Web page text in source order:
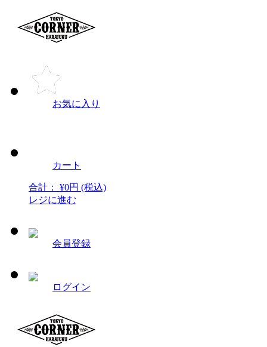
お気に入り
カート
合計： ¥0円 (税込)
レジに進む
会員登録
ログイン